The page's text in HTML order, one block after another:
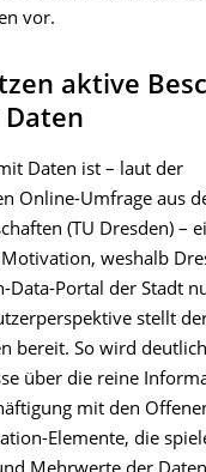
vor.
aktive
Daten ist – laut der
Online-Umfrage aus
(TU Dresden) –
weshalb
Data-Portal der Stadt
stellt
bereit. So wird
über die reine
mit den
Elemente, die